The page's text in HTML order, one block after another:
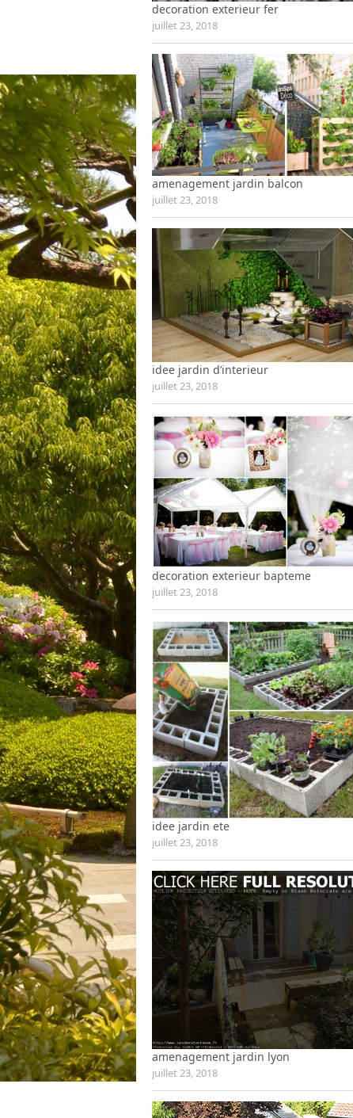
decoration exterieur fer
juillet 23, 2018
amenagement jardin balcon
juillet 23, 2018
idee jardin d’interieur
juillet 23, 2018
decoration exterieur bapteme
juillet 23, 2018
idee jardin ete
juillet 23, 2018
amenagement jardin lyon
juillet 23, 2018